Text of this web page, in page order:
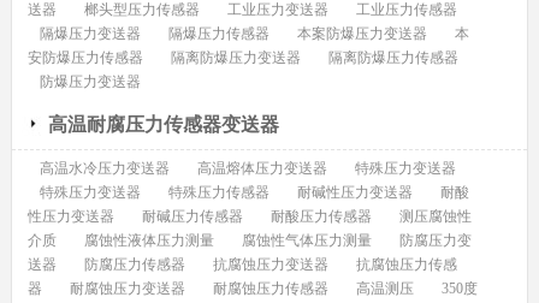
送器
榔头型压力传感器 工业压力变送器
工业压力传感器
隔爆压力变送器
隔爆压力传感器 本案防爆压力变送器
本
安防爆压力传感器
隔离防爆压力变送器
隔离防爆压力传感器
防爆压力变送器
高温耐腐压力传感器变送器
高温水冷压力变送器 高温熔体压力变送器
特殊压力变送器
特殊压力变送器
特殊压力传感器 耐碱性压力变送器
耐酸
性压力变送器
耐碱压力传感器 耐酸压力传感器
测压腐蚀性
介质
腐蚀性液体压力测量 腐蚀性气体压力测量
防腐压力变
送器
防腐压力传感器 抗腐蚀压力变送器
抗腐蚀压力传感
器
耐腐蚀压力变送器 耐腐蚀压力传感器 高温测压
350度